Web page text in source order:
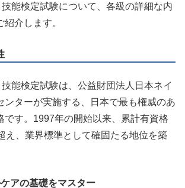
能検定試験について、各級の詳細な内
介します。
能検定試験は、公益財団法人日本ネイ
ンターが実施する、日本で最も権威のあ
です。1997年の開始以来、累計有資格
え、業界標準として確固たる地位を築
アの基礎をマスター